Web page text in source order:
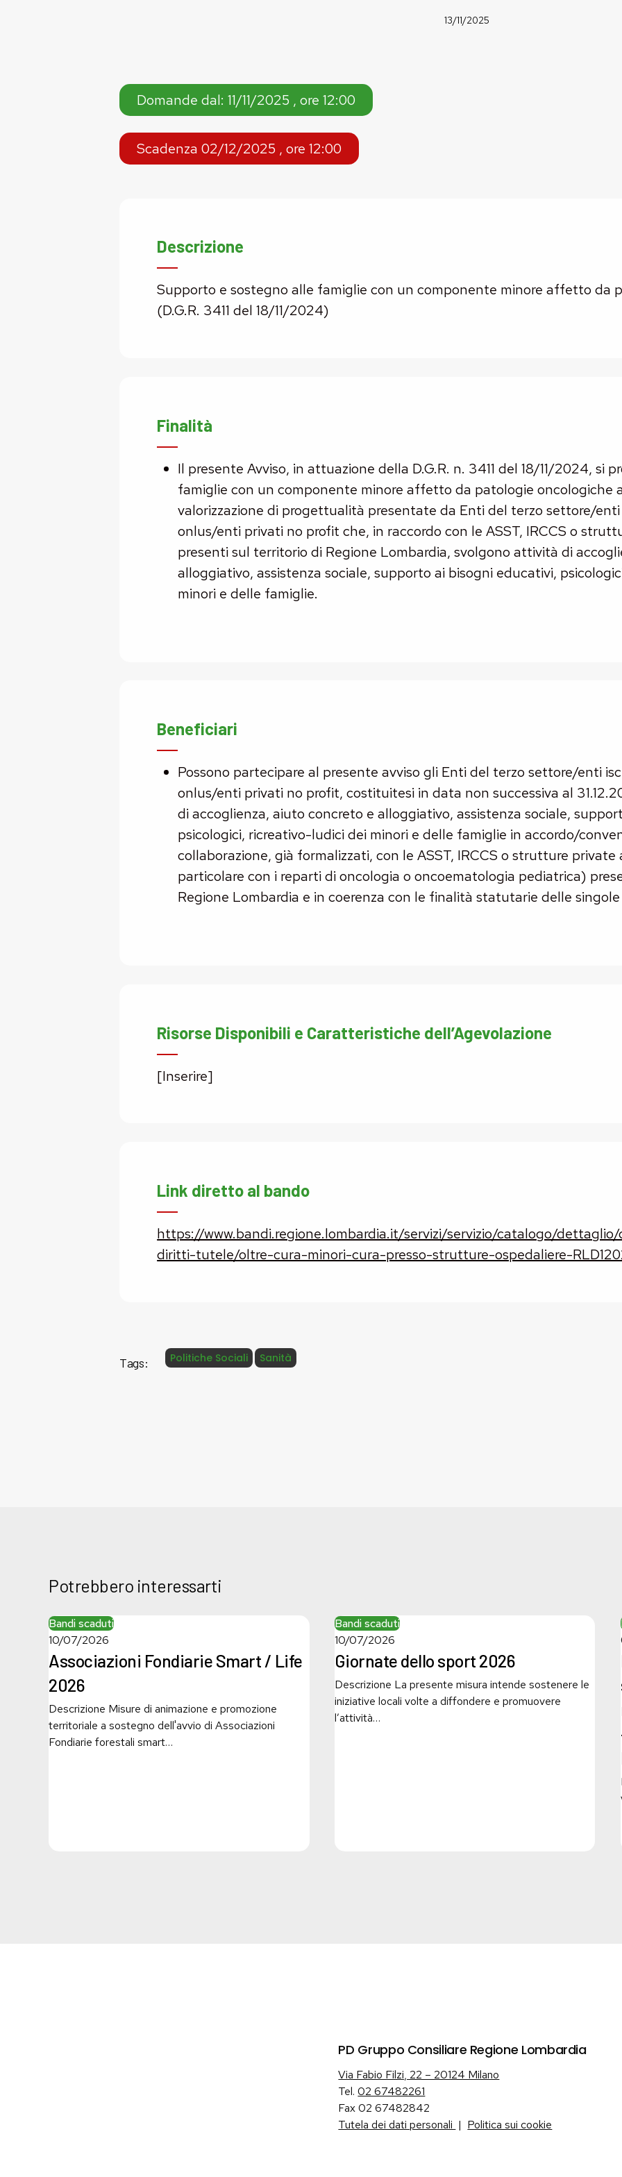
13/11/2025
Domande dal: 11/11/2025 , ore 12:00
Scadenza 02/12/2025 , ore 12:00
Descrizione
Supporto e sostegno alle famiglie con un componente minore affetto da
(D.G.R. 3411 del 18/11/2024)
Finalità
Il presente Avviso, in attuazione della D.G.R. n. 3411 del 18/11/2024, si
famiglie con un componente minore affetto da patologie oncologiche
valorizzazione di progettualità presentate da Enti del terzo settore/
onlus/enti privati no profit che, in raccordo con le ASST, IRCCS o
presenti sul territorio di Regione Lombardia, svolgono attività di
alloggiativo, assistenza sociale, supporto ai bisogni educativi,
minori e delle famiglie.
Beneficiari
Possono partecipare al presente avviso gli Enti del terzo settore/enti
onlus/enti privati no profit, costituitesi in data non successiva al
di accoglienza, aiuto concreto e alloggiativo, assistenza sociale,
psicologici, ricreativo-ludici dei minori e delle famiglie in accordo/
collaborazione, già formalizzati, con le ASST, IRCCS o strutture
particolare con i reparti di oncologia o oncoematologia pediatrica)
Regione Lombardia e in coerenza con le finalità statutarie delle singole
Risorse Disponibili e Caratteristiche dell’Agevolazione
[Inserire]
Link diretto al bando
https://www.bandi.regione.lombardia.it/servizi/servizio/catalogo/
diritti-tutele/oltre-cura-minori-cura-presso-strutture-ospedaliere-
Tags: Politiche Sociali Sanità
Potrebbero interessarti
Bandi scaduti
Associazioni
Fondiarie
Smart
Life
2026
10/07/2026
Associazioni Fondiarie Smart / Life
2026
Descrizione Misure di animazione e promozione
territoriale a sostegno dell'avvio di Associazioni
Fondiarie forestali smart…
Bandi scaduti
Giornate
dello
sport
10/07/2026
Giornate dello sport 2026
Descrizione La presente misura intende sostenere le
iniziative locali volte a diffondere e promuovere
l’attività…
PD Gruppo Consiliare Regione Lombardia
Via Fabio Filzi, 22 – 20124 Milano
Tel.02 67482261
Fax 02 67482842
Tutela dei dati personali | Politica sui cookie